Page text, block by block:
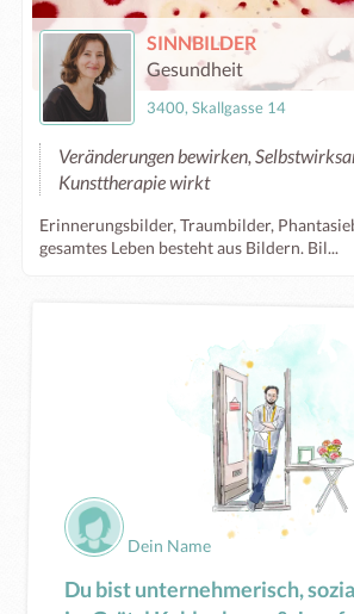
SINNBILDER
Gesundheit
3400, Skallgasse 14
Veränderungen bewirken,
Kunsttherapie wirkt
Erinnerungsbilder, Traumbilder,
gesamtes Leben besteht aus Bildern. Bil...
Dein Name
Du bist unternehmerisch,